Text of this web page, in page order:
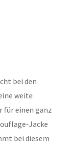
bei den
weite
für einen ganz
Jacke
bei diesem